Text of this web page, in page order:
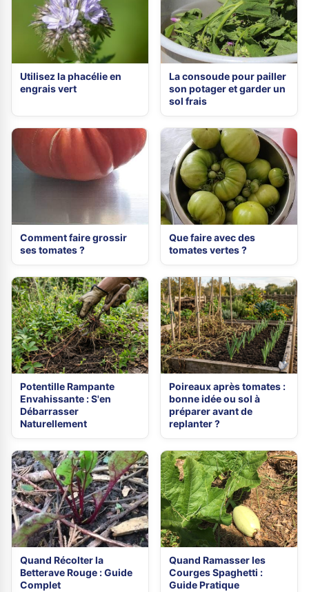
Utilisez la phacélie en
engrais vert
La consoude pour pailler
son potager et garder un
sol frais
Comment faire grossir
ses tomates ?
Que faire avec des
tomates vertes ?
Potentille Rampante
Envahissante : S'en
Débarrasser
Naturellement
Poireaux après tomates :
bonne idée ou sol à
préparer avant de
replanter ?
Quand Récolter la
Betterave Rouge : Guide
Complet
Quand Ramasser les
Courges Spaghetti :
Guide Pratique